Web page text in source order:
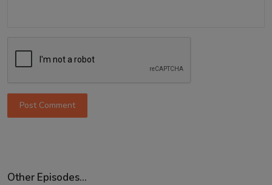
Post Comment
Other Episodes...